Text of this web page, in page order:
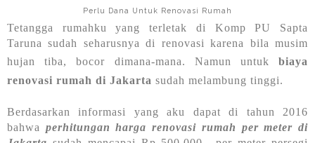
Perlu Dana Untuk Renovasi Rumah
Tetangga rumahku yang terletak di Komp PU Sapta
Taruna sudah seharusnya di renovasi karena bila musim
hujan tiba, bocor dimana-mana. Namun untuk biaya
renovasi rumah di Jakarta sudah melambung tinggi.
Berdasarkan informasi yang aku dapat di tahun 2016
bahwa perhitungan harga renovasi rumah per meter di